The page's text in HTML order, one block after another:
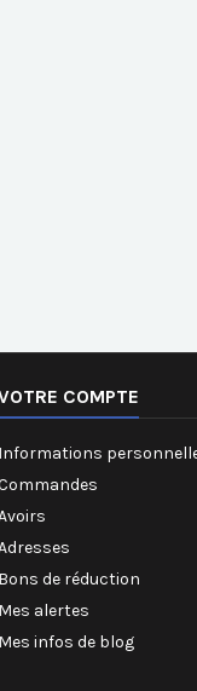
COMPTE
Informations
Bons de réduction
Mes alertes
Mes infos de blog